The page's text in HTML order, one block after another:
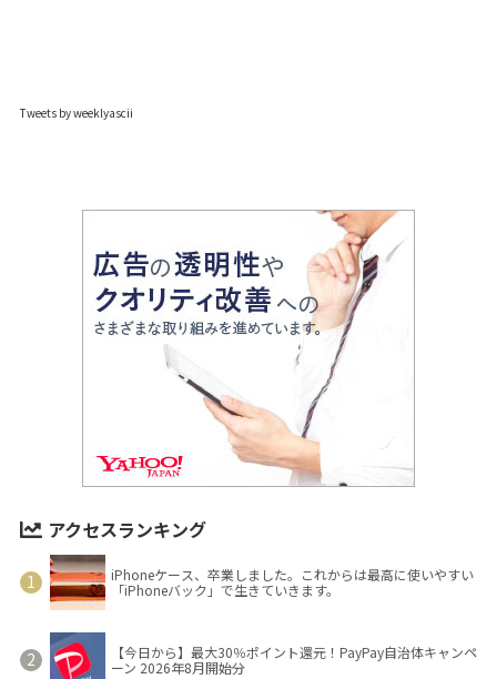
Tweets by weeklyascii
アクセスランキング
iPhoneケース、卒業しました。これからは最高に使いやすい
「iPhoneバック」で生きていきます。
【今日から】最大30％ポイント還元！PayPay自治体キャンペ
ーン 2026年8月開始分